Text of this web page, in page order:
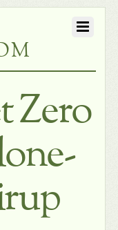
Zero